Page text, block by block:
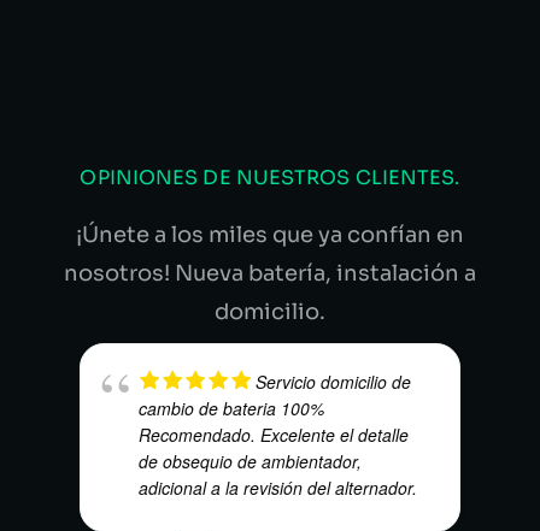
OPINIONES DE NUESTROS CLIENTES.
¡Únete a los miles que ya confían en
nosotros! Nueva batería, instalación a
domicilio.
Servicio domicilio de
cambio de bateria 100%
Recomendado. Excelente el detalle
de obsequio de ambientador,
adicional a la revisión del alternador.